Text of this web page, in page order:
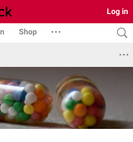
Log in
Shop